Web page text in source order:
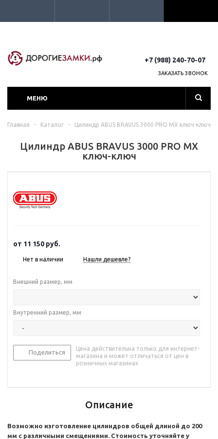
+7 (988) 240-70-07
ЗАКАЗАТЬ ЗВОНОК
МЕНЮ
Главная - Каталог - Цилиндр ABUS BRAVUS 3000 PRO MX ключ-ключ
Цилиндр ABUS BRAVUS 3000 PRO MX
ключ-ключ
от 11 150 руб.
Нет в наличии Нашли дешевле?
Внешний размер, мм
Внутренний размер, мм
Поделиться
Цена действительна только для интернет-
магазина и может отличаться от цен в
розничных магазинах
Описание
Возможно изготовление цилиндров общей длиной до 200
мм с различными смещениями. Стоимость уточняйте у